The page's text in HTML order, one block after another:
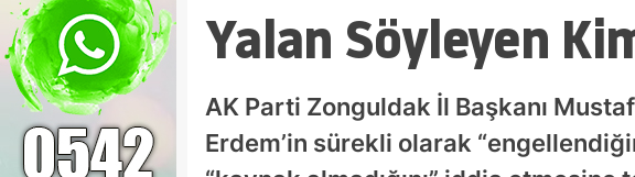
Yalan Söyleyen
AK Parti Zonguldak İl Başkanı
Erdem’in sürekli olarak